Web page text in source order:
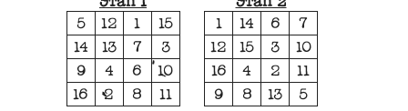
5
12 1
15
14
13 7
3
9
4 6
10
16
2 8 11
1
14 6
7
12
15 3
10
16
4 2
11
9
8 13
5